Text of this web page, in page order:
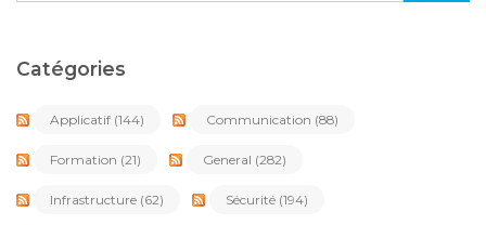
Catégories
Applicatif (144) Communication (88)
Formation (21) General (282)
Infrastructure (62) Sécurité (194)